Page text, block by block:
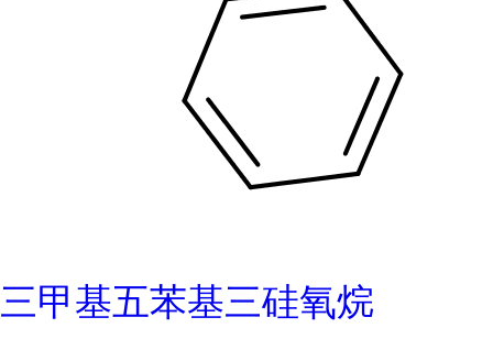
三甲基五苯基三硅氧烷